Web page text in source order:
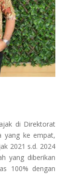
di Direktorat
yang ke empat,
2021 s.d. 2024
yang diberikan
100% dengan